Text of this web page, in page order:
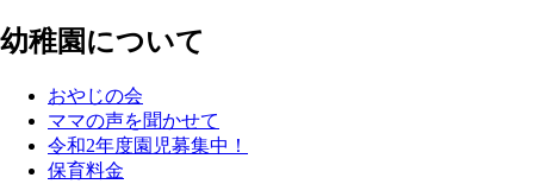
幼稚園について
おやじの会
ママの声を聞かせて
令和2年度園児募集中！
保育料金